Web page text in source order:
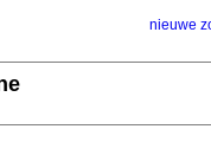
nieuwe